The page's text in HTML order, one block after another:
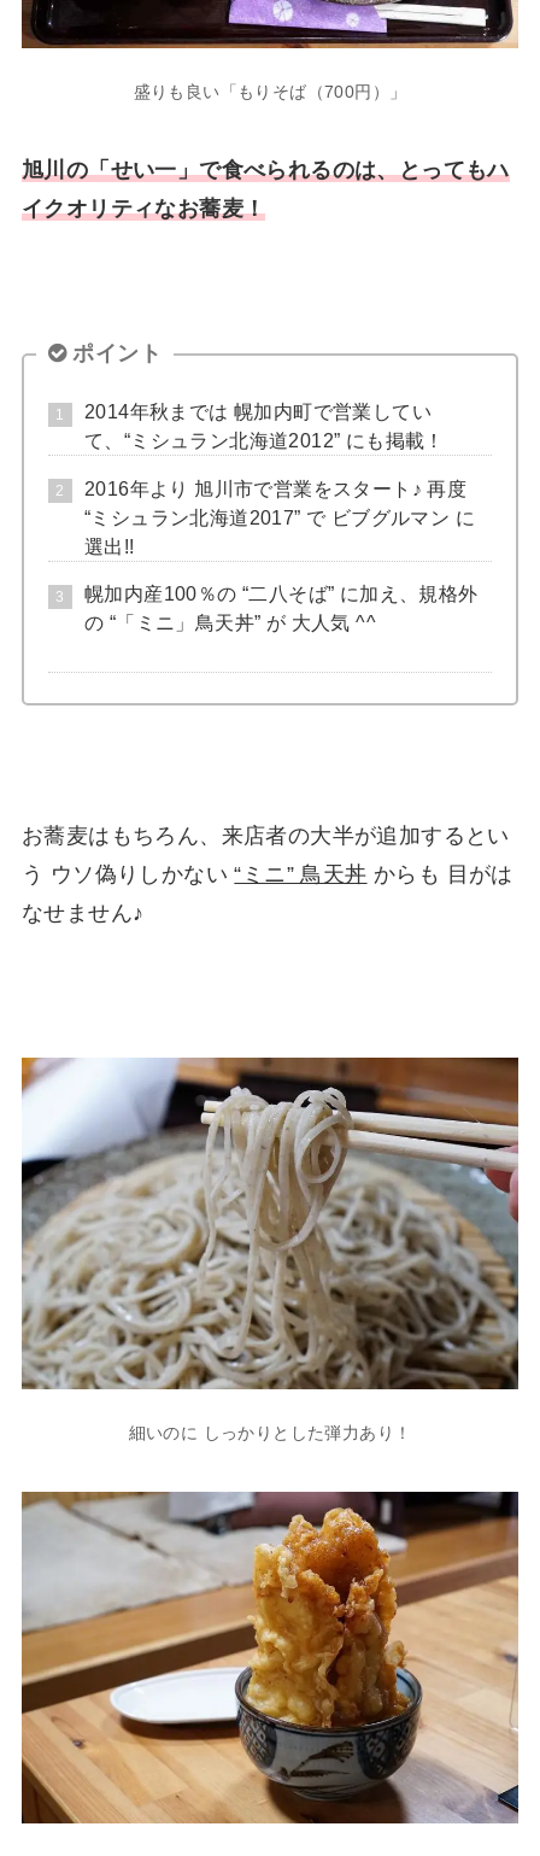
盛りも良い「もりそば（700円）」
旭川の「せい一」で食べられるのは、とってもハ
イクオリティなお蕎麦！
ポイント
2014年秋までは 幌加内町で営業してい
て、“ミシュラン北海道2012” にも掲載！
2016年より 旭川市で営業をスタート♪ 再度
“ミシュラン北海道2017” で ビブグルマン に
選出!!
幌加内産100％の “二八そば” に加え、規格外
の “「ミニ」鳥天丼” が 大人気 ^^
お蕎麦はもちろん、来店者の大半が追加するとい
う ウソ偽りしかない“ミニ” 鳥天丼 からも 目がは
なせません♪
細いのに しっかりとした弾力あり！